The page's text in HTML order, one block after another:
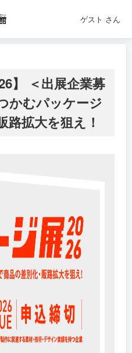
ゲスト さん
】 ＜出展企業募
かむパッケージ
路拡大を狙え！